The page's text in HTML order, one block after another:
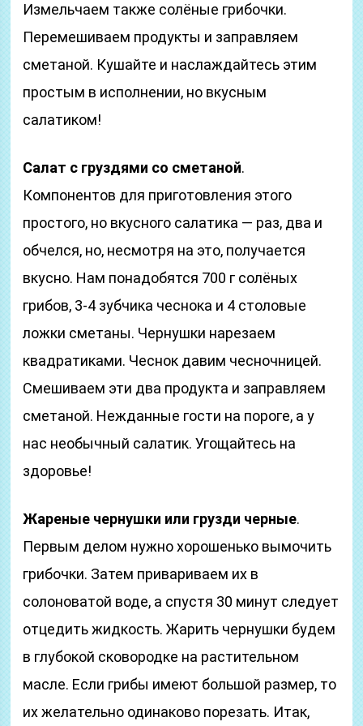
Измельчаем также солёные грибочки.
Перемешиваем продукты и заправляем
сметаной. Кушайте и наслаждайтесь этим
простым в исполнении, но вкусным
салатиком!
Салат с груздями со сметаной.
Компонентов для приготовления этого
простого, но вкусного салатика — раз, два и
обчелся, но, несмотря на это, получается
вкусно. Нам понадобятся 700 г солёных
грибов, 3-4 зубчика чеснока и 4 столовые
ложки сметаны. Чернушки нарезаем
квадратиками. Чеснок давим чесночницей.
Смешиваем эти два продукта и заправляем
сметаной. Нежданные гости на пороге, а у
нас необычный салатик. Угощайтесь на
здоровье!
Жареные чернушки или грузди черные.
Первым делом нужно хорошенько вымочить
грибочки. Затем привариваем их в
солоноватой воде, а спустя 30 минут следует
отцедить жидкость. Жарить чернушки будем
в глубокой сковородке на растительном
масле. Если грибы имеют большой размер, то
их желательно одинаково порезать. Итак,